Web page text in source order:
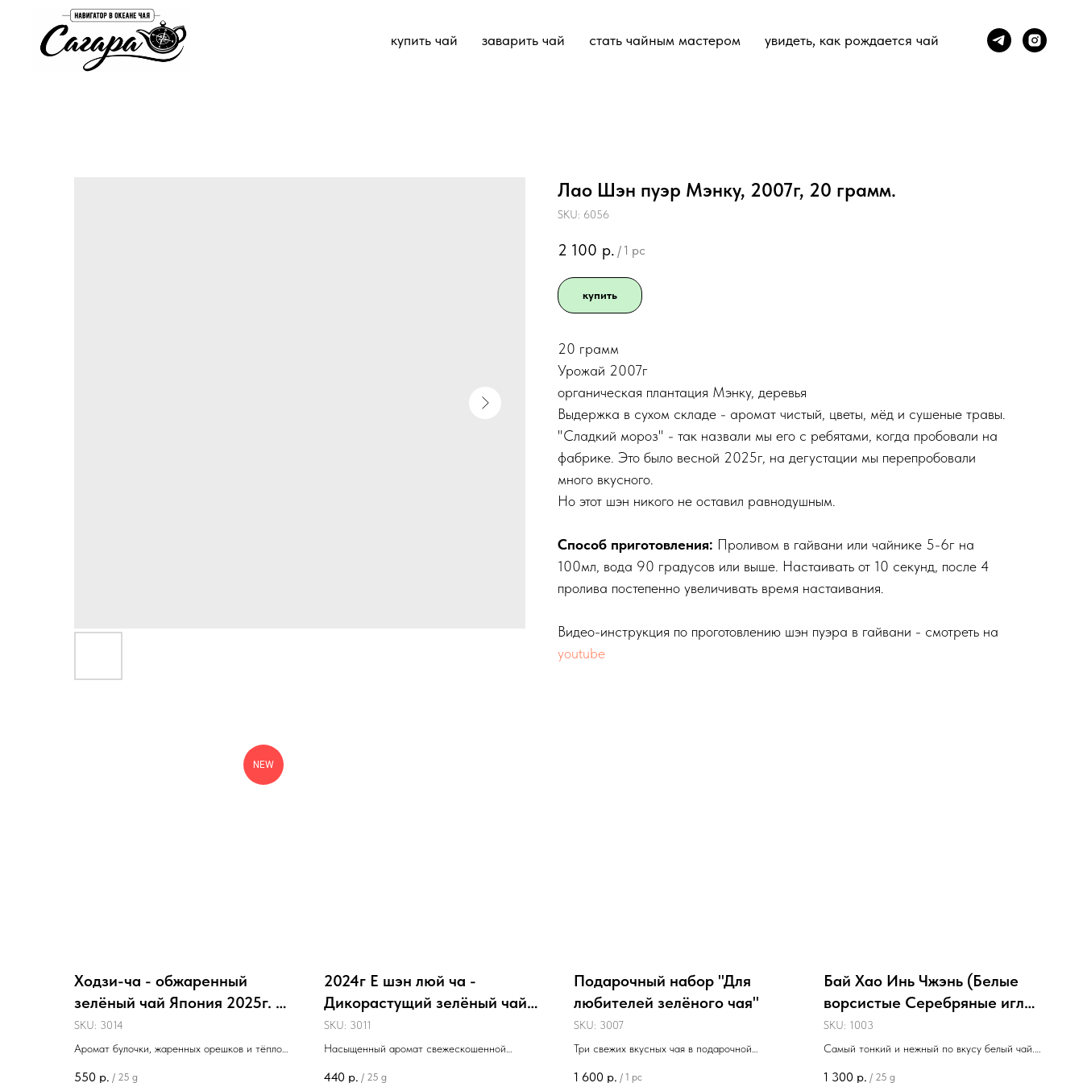
купить чай заварить чай стать чайным мастером увидеть, как рождается чай
Лао Шэн пуэр Мэнку, 2007г, 20 грамм.
SKU: 6056
2 100 р. / 1 pc
купить
20 грамм
Урожай 2007г
органическая плантация Мэнку, деревья
Выдержка в сухом складе - аромат чистый, цветы, мёд и сушеные травы.
"Сладкий мороз" - так назвали мы его с ребятами, когда пробовали на
фабрике. Это было весной 2025г, на дегустации мы перепробовали
много вкусного.
Но этот шэн никого не оставил равнодушным.
Способ приготовления: Проливом в гайвани или чайнике 5-6г на
100мл, вода 90 градусов или выше. Настаивать от 10 секунд, после 4
пролива постепенно увеличивать время настаивания.
Видео-инструкция по проготовлению шэн пуэра в гайвани - смотреть на
youtube
NEW
Ходзи-ча - обжаренный
зелёный чай Япония 2025г. -
25г.
SKU: 3014
Аромат булочки, жаренных орешков и тёплого
550 р. / 25 g
2024г Е шэн люй ча -
Дикорастущий зелёный чай -
25г.
SKU: 3011
Насыщенный аромат свежескошенной
440 р. / 25 g
Подарочный набор "Для
любителей зелёного чая"
SKU: 3007
Три свежих вкусных чая в подарочной
1 600 р. / 1 pc
Бай Хао Инь Чжэнь (Белые
ворсистые Серебряные иглы)
2025 г., Фуцзянь, 25 г
SKU: 1003
Самый тонкий и нежный по вкусу белый чай.
1 300 р. / 25 g